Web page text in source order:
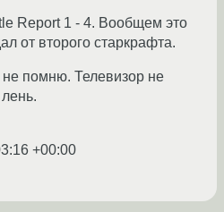
Report 1 - 4. Вообщем это
от второго старкрафта.
помню. Телевизор не
+00:00